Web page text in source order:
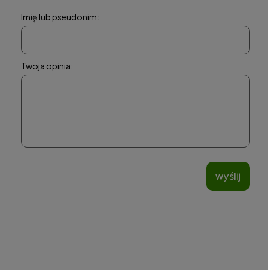
Imię lub pseudonim:
Twoja opinia:
wyślij